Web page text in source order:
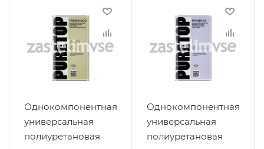
Однокомпонентная
универсальная
полиуретановая
Однокомпонентная
универсальная
полиуретановая